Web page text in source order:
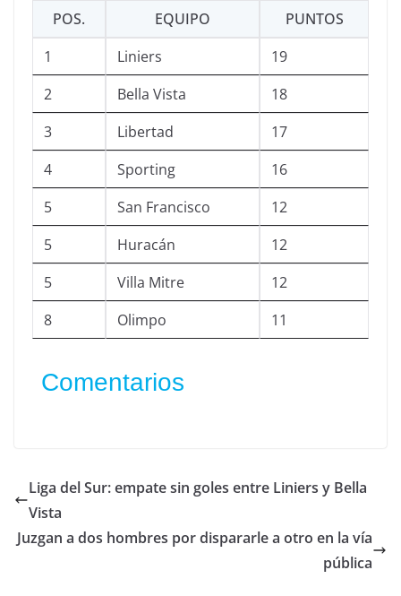
POS.
EQUIPO
PUNTOS
1
Liniers
19
2
Bella Vista
18
3
Libertad
17
4
Sporting
16
5
San Francisco
12
5
Huracán
12
5
Villa Mitre
12
8
Olimpo 11
Comentarios
Liga del Sur: empate sin goles entre Liniers y Bella
Vista
Juzgan a dos hombres por dispararle a otro en la vía
pública